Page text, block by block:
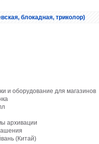
блокадная, триколор)
и оборудование для магазинов
архивации
(Китай)